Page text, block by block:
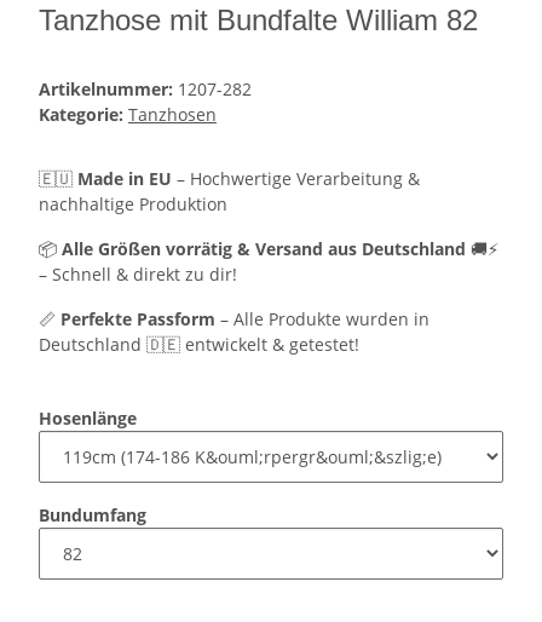
Tanzhose mit Bundfalte William 82
Artikelnummer: 1207-282
Kategorie: Tanzhosen
🇪🇺 Made in EU – Hochwertige Verarbeitung &
nachhaltige Produktion
📦 Alle Größen vorrätig & Versand aus Deutschland 🚚⚡
– Schnell & direkt zu dir!
📏 Perfekte Passform – Alle Produkte wurden in
Deutschland 🇩🇪 entwickelt & getestet!
Hosenlänge
Bundumfang